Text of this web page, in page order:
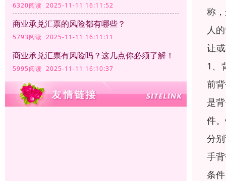
6320阅读 2025-11-11 16:11:52
商业承兑汇票的风险都有哪些？
5793阅读 2025-11-11 16:11:11
商业承兑汇票有风险吗？这几点你必须了解！
5995阅读 2025-11-11 16:10:37
称
人
让
1、
前
是
件
分
手
条